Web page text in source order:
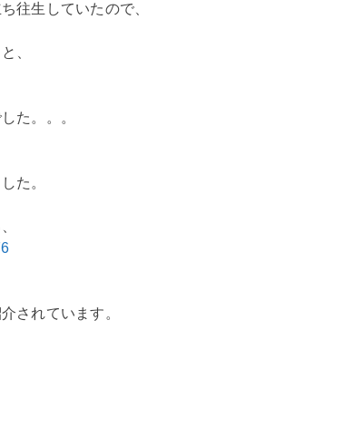
往生していたので、
、
た。。。
た。
されています。